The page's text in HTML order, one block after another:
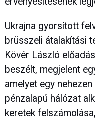
Ukrajna gyorsított
brüsszeli átalakítási
Kövér László
beszélt, megjelent
amelyet egy
pénzalapú hálózat
keretek